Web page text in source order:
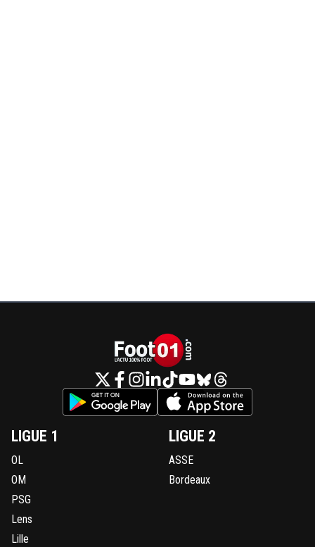
LIGUE 1
OL
OM
PSG
Lens
Lille
LIGUE 2
ASSE
Bordeaux